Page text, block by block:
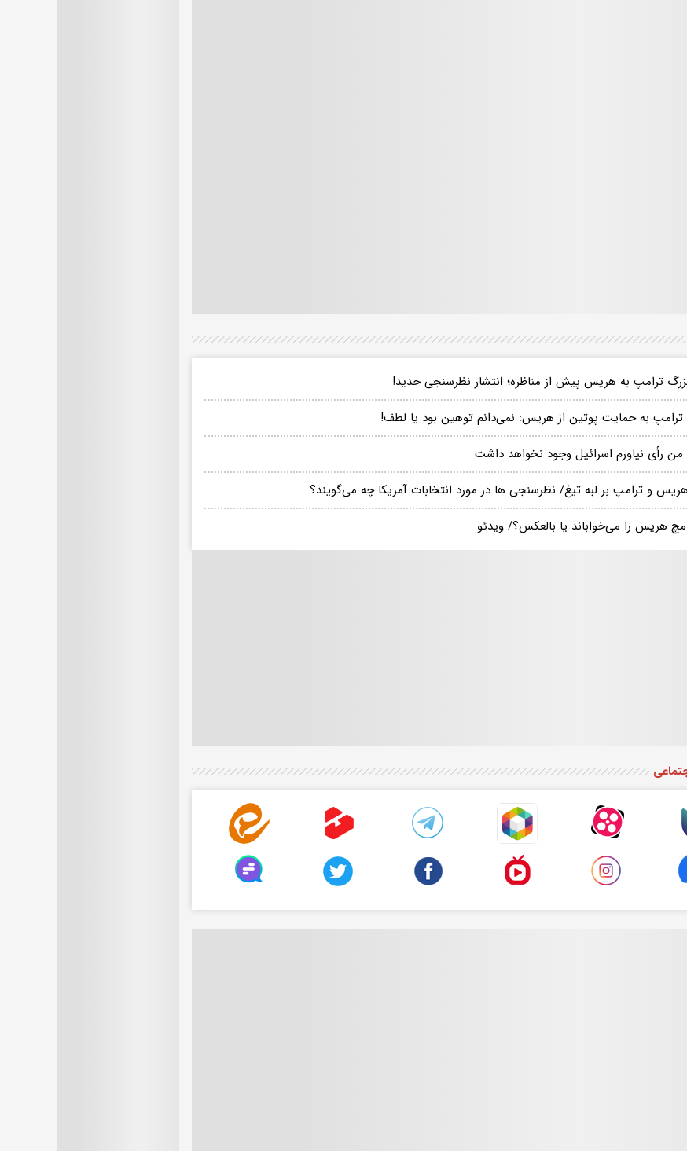
ترامپ به هریس پیش از مناظره؛ انتشار نظرسنجی‌ جدید!
به حمایت پوتین از هریس: نمی‌دانم توهین بود یا لطف!
رأی نیاورم اسرائیل وجود نخواهد داشت
و ترامپ بر لبه تیغ/ نظرسنجی ها در مورد انتخابات آمریکا چه می‌گویند؟
هریس را می‌خواباند یا بالعکس؟/ ویدئو